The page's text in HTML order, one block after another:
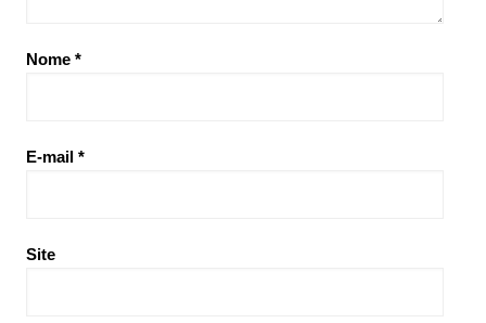
Nome *
E-mail *
Site